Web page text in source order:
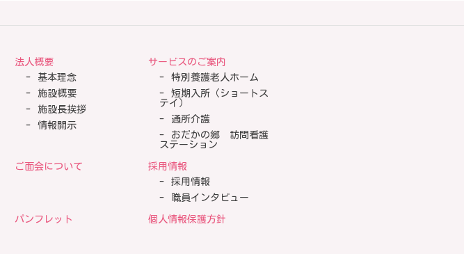
法人概要
基本理念
施設概要
施設長挨拶
情報開示
サービスのご案内
特別養護老人ホーム
短期入所（ショートス
テイ）
通所介護
おだかの郷 訪問看護
ステーション
ご面会について
採用情報
採用情報
職員インタビュー
パンフレット 個人情報保護方針